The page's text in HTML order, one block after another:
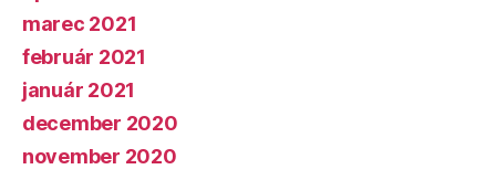
marec 2021
február 2021
január 2021
december 2020
november 2020